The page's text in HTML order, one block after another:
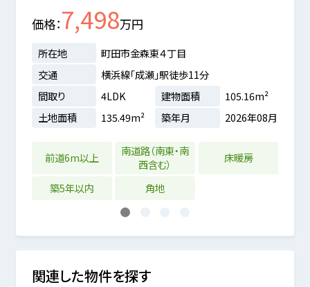
価格 7,498万円
所在地
町田市金森東４丁目
交通
横浜線「成瀬」駅徒歩11分
間取り
4LDK 建物面積
105.16m²
土地面積
135.49m² 築年月 2026年08月
前道6m以上
南道路（南東・南
西含む）
床暖房
築5年以内 角地
1
関連した物件を探す